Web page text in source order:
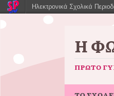
Η
ΠΡΏΤΟ
Ηλεκτρονικά Σχολικά